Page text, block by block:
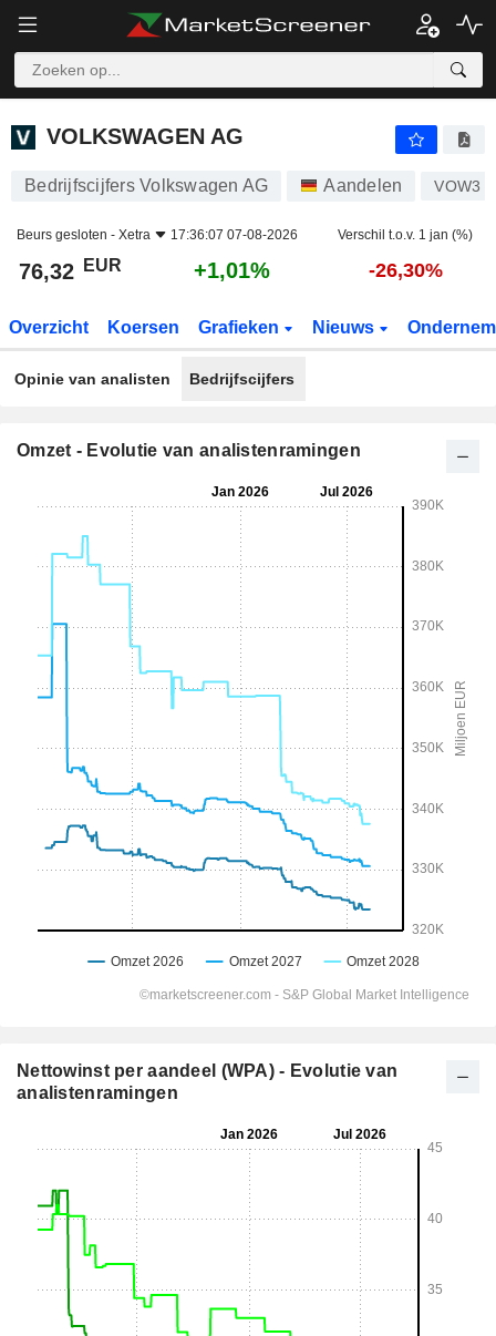
VOLKSWAGEN AG
VOLKSWAGEN AG
Bedrijfscijfers Volkswagen AG Aandelen VOW3
Beurs gesloten - Xetra 17:36:07 07-08-2026 Verschil t.o.v. 1 jan (%)
76,32 EUR +1,01% -26,30%
Overzicht Koersen Grafieken Nieuws
Opinie van analisten Bedrijfscijfers
Omzet - Evolutie van analistenramingen
Nettowinst per aandeel (WPA) - Evolutie van
analistenramingen